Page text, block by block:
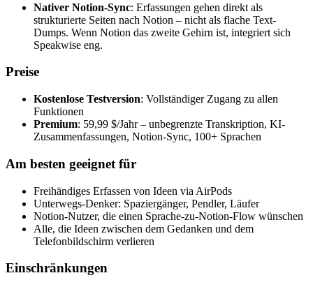
Nativer Notion-Sync: Erfassungen gehen direkt als
strukturierte Seiten nach Notion – nicht als flache Text-
Dumps. Wenn Notion das zweite Gehirn ist, integriert sich
Speakwise eng.
Preise
Kostenlose Testversion: Vollständiger Zugang zu allen
Funktionen
Premium: 59,99 $/Jahr – unbegrenzte Transkription, KI-
Zusammenfassungen, Notion-Sync, 100+ Sprachen
Am besten geeignet für
Freihändiges Erfassen von Ideen via AirPods
Unterwegs-Denker: Spaziergänger, Pendler, Läufer
Notion-Nutzer, die einen Sprache-zu-Notion-Flow wünschen
Alle, die Ideen zwischen dem Gedanken und dem
Telefonbildschirm verlieren
Einschränkungen